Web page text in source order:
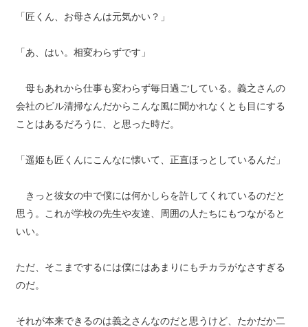
「匠くん、お母さんは元気かい？」
「あ、はい。相変わらずです」
母もあれから仕事も変わらず毎日過ごしている。義之さんの
会社のビル清掃なんだからこんな風に聞かれなくとも目にする
ことはあるだろうに、と思った時だ。
「遥姫も匠くんにこんなに懐いて、正直ほっとしているんだ」
きっと彼女の中で僕には何かしらを許してくれているのだと
思う。これが学校の先生や友達、周囲の人たちにもつながると
いい。
ただ、そこまでするには僕にはあまりにもチカラがなさすぎる
のだ。
それが本来できるのは義之さんなのだと思うけど、たかだか二